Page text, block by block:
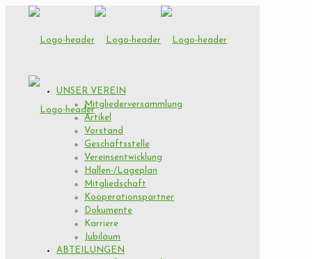
UNSER VEREIN
Mitgliederversammlung
Artikel
Vorstand
Geschäftsstelle
Vereinsentwicklung
Hallen-/Lageplan
Mitgliedschaft
Kooperationspartner
Dokumente
Karriere
Jubiläum
ABTEILUNGEN